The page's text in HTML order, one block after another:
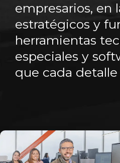
empresarios, en
estratégicos y
herramientas
especiales y
que cada